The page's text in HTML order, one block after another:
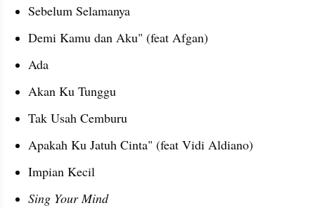
Sebelum Selamanya
Demi Kamu dan Aku" (feat Afgan)
Ada
Akan Ku Tunggu
Tak Usah Cemburu
Apakah Ku Jatuh Cinta" (feat Vidi Aldiano)
Impian Kecil
Sing Your Mind